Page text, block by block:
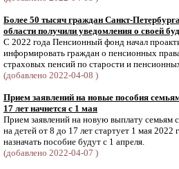
Более 50 тысяч граждан Санкт-
области получили уведомления о своей
С 2022 года Пенсионный фонд начал
информировать граждан о пенсионных
страховых пенсий по старости и
(добавлено 2022-04-08 )
Прием заявлений на новые пособия
17 лет начнется с 1 мая
Прием заявлений на новую выплату семьям
на детей от 8 до 17 лет стартует 1 мая 2022
назначать пособие будут с 1 апреля.
(добавлено 2022-04-07 )